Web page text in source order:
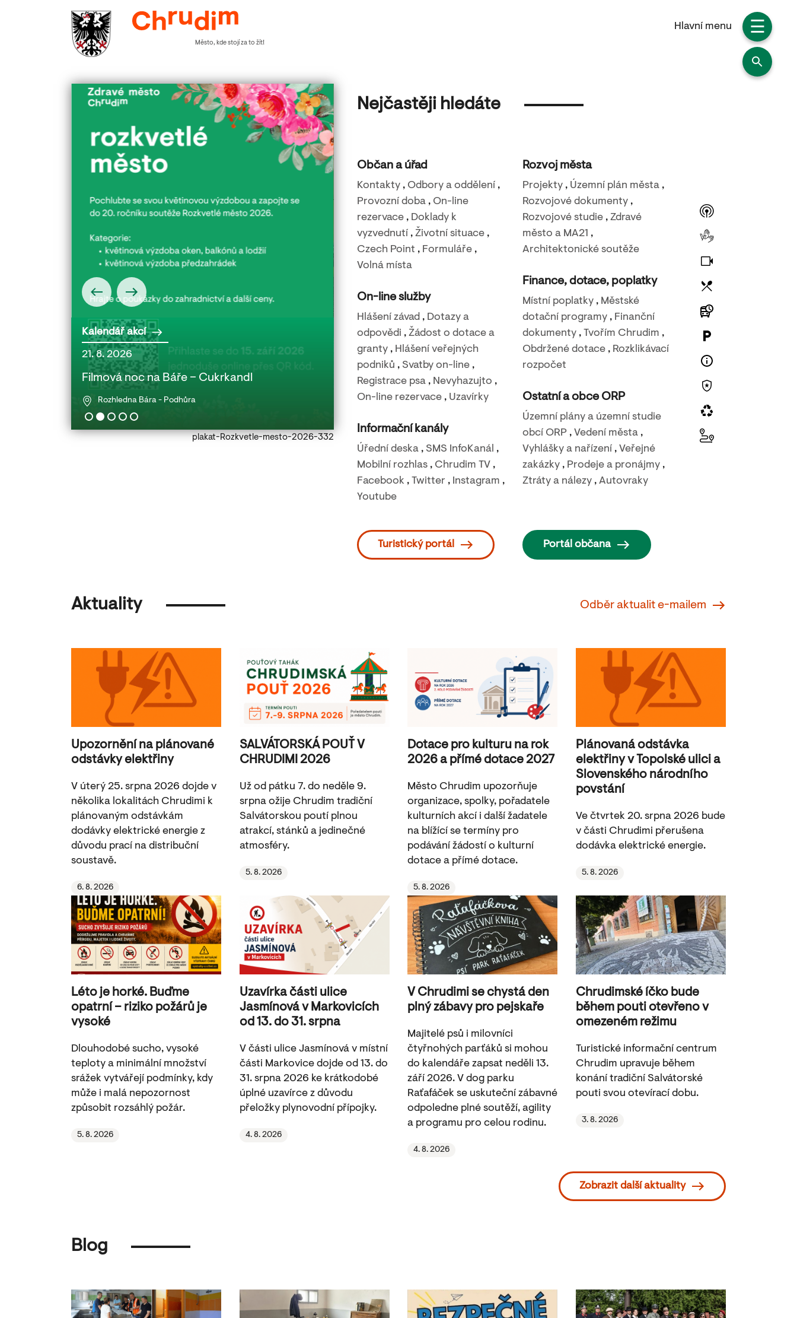
Hlavní menu ☰
Město, kde stojí za to žít!
Kalendář akcí
21. 8. 2026
Filmová noc na Báře – Cukrkandl
Rozhledna Bára - Podhůra
22. 8. 2026
Filmová noc na Báře – Nečekané léto
Rozhledna Bára - Podhůra
23. 8. 2026
Městské kino Chrudim
Ulice s kostelem
Nejčastěji hledáte
Občan a úřad
Kontakty, Odbory a oddělení ,
Provozní doba, On-line
rezervace, Doklady k
vyzvednutí , Životní situace,
Czech Point , Formuláře,
Volná místa
On-line služby
Hlášení závad, Dotazy a
odpovědi , Žádost o dotace a
granty, Hlášení veřejných
podniků , Svatby on-line,
Registrace psa, Nevyhazujto ,
On-line rezervace, Uzavírky
Informační kanály
Úřední deska, SMS InfoKanál ,
Mobilní rozhlas, Chrudim TV ,
Facebook , Twitter , Instagram ,
Youtube
Rozvoj města
Projekty, Územní plán města,
Rozvojové dokumenty,
Rozvojové studie, Zdravé
město a MA21 ,
Architektonické soutěže
Finance, dotace, poplatky
Místní poplatky, Městské
dotační programy, Finanční
dokumenty, Tvořím Chrudim ,
Obdržené dotace, Rozklikávací
rozpočet
Ostatní a obce ORP
Územní plány a územní studie
obcí ORP, Vedení města,
Vyhlášky a nařízení , Veřejné
zakázky, Prodeje a pronájmy,
Ztráty a nálezy, Autovraky
Turistický portál Portál občana
Aktuality Odběr aktualit e-mailem
Upozornění na plánované
odstávky elektřiny
V úterý 25. srpna 2026 dojde v
několika lokalitách Chrudimi k
plánovaným odstávkám
dodávky elektrické energie z
důvodu prací na distribuční
soustavě.
6. 8. 2026
SALVÁTORSKÁ POUŤ V
CHRUDIMI 2026
Už od pátku 7. do neděle 9.
srpna ožije Chrudim tradiční
Salvátorskou poutí plnou
atrakcí, stánků a jedinečné
atmosféry.
5. 8. 2026
Dotace pro kulturu na rok
2026 a přímé dotace 2027
Město Chrudim upozorňuje
organizace, spolky, pořadatele
kulturních akcí i další žadatele
na blížící se termíny pro
podávání žádostí o kulturní
dotace a přímé dotace.
5. 8. 2026
Plánovaná odstávka
elektřiny v Topolské ulici a
Slovenského národního
povstání
Ve čtvrtek 20. srpna 2026 bude
v části Chrudimi přerušena
dodávka elektrické energie.
5. 8. 2026
Léto je horké. Buďme
opatrní – riziko požárů je
vysoké
Dlouhodobé sucho, vysoké
teploty a minimální množství
srážek vytvářejí podmínky, kdy
může i malá nepozornost
způsobit rozsáhlý požár.
5. 8. 2026
Uzavírka části ulice
Jasmínová v Markovicích
od 13. do 31. srpna
V části ulice Jasmínová v místní
části Markovice dojde od 13. do
31. srpna 2026 ke krátkodobé
úplné uzavírce z důvodu
přeložky plynovodní přípojky.
4. 8. 2026
V Chrudimi se chystá den
plný zábavy pro pejskaře
Majitelé psů i milovníci
čtyřnohých parťáků si mohou
do kalendáře zapsat neděli 13.
září 2026. V dog parku
Raťafáček se uskuteční zábavné
odpoledne plné soutěží, agility
a programu pro celou rodinu.
4. 8. 2026
Chrudimské íčko bude
během pouti otevřeno v
omezeném režimu
Turistické informační centrum
Chrudim upravuje během
konání tradiční Salvátorské
pouti svou otevírací dobu.
3. 8. 2026
Zobrazit další aktuality
Blog